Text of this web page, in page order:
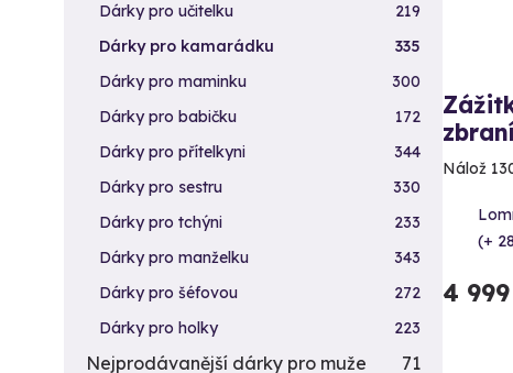
Nálož
(+
4
Dárky pro učitelku
219
Dárky pro kamarádku
335
Dárky pro maminku
300
Dárky pro babičku
172
Dárky pro přítelkyni
344
Dárky pro sestru
330
Dárky pro tchýni
233
Dárky pro manželku
343
Dárky pro šéfovou
272
Dárky pro holky
223
Nejprodávanější dárky pro muže
71